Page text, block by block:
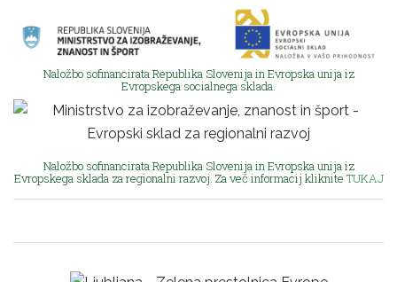
Naložbo sofinancirata Republika Slovenija in Evropska unija iz
Evropskega socialnega sklada.
Naložbo sofinancirata Republika Slovenija in Evropska unija iz
Evropskega sklada za regionalni razvoj. Za več informacij kliknite TUKAJ